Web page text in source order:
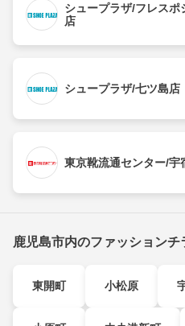
シュープラザ/フレスポ
店
シュープラザ/七ツ島店
東京靴流通センター/宇
鹿児島市内のファッションチ
東開町 小松原